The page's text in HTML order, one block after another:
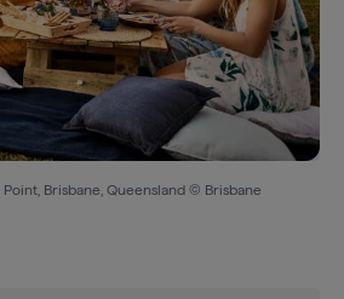
Brisbane, Queensland © Brisbane